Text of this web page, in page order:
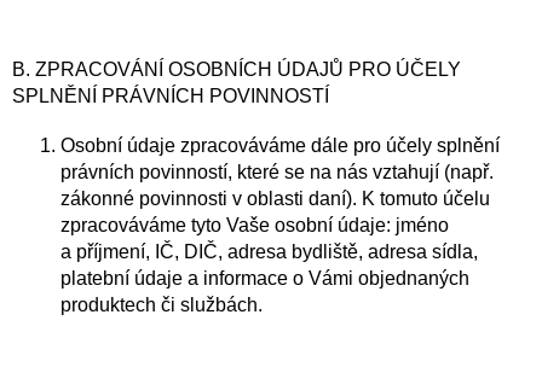
B. ZPRACOVÁNÍ OSOBNÍCH ÚDAJŮ PRO ÚČELY
SPLNĚNÍ PRÁVNÍCH POVINNOSTÍ
Osobní údaje zpracováváme dále pro účely splnění
právních povinností, které se na nás vztahují (např.
zákonné povinnosti v oblasti daní). K tomuto účelu
zpracováváme tyto Vaše osobní údaje: jméno
a příjmení, IČ, DIČ, adresa bydliště, adresa sídla,
platební údaje a informace o Vámi objednaných
produktech či službách.